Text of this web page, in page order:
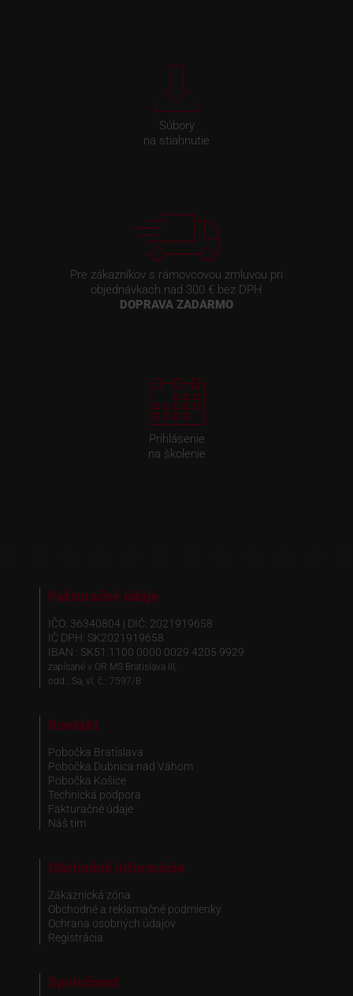
Súbory
na stiahnutie
Pre zákazníkov s rámovcovou zmluvou pri
objednávkach nad 300 € bez DPH
DOPRAVA ZADARMO
Prihlásenie
na školenie
Fakturačné údaje
IČO: 36340804 | DIČ: 2021919658
IČ DPH: SK2021919658
IBAN : SK51 1100 0000 0029 4205 9929
zapísané v OR MS Bratislava III,
odd.: Sa, vl. č.: 7597/B
Kontakt
Pobočka Bratislava
Pobočka Dubnica nad Váhom
Pobočka Košice
Technická podpora
Fakturačné údaje
Náš tím
Obchodné informácie
Zákaznická zóna
Obchodné a reklamačné podmienky
Ochrana osobných údajov
Registrácia
Spoločnosť